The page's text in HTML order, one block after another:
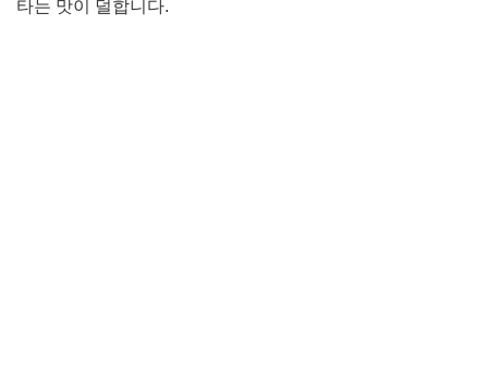
타는 맛이 덜합니다.